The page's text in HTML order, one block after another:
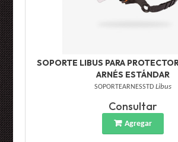
SOPORTE LIBUS PARA
ARNÉS ESTÁNDAR
SOPORTEARNESSTD Libus
Consultar
Agregar